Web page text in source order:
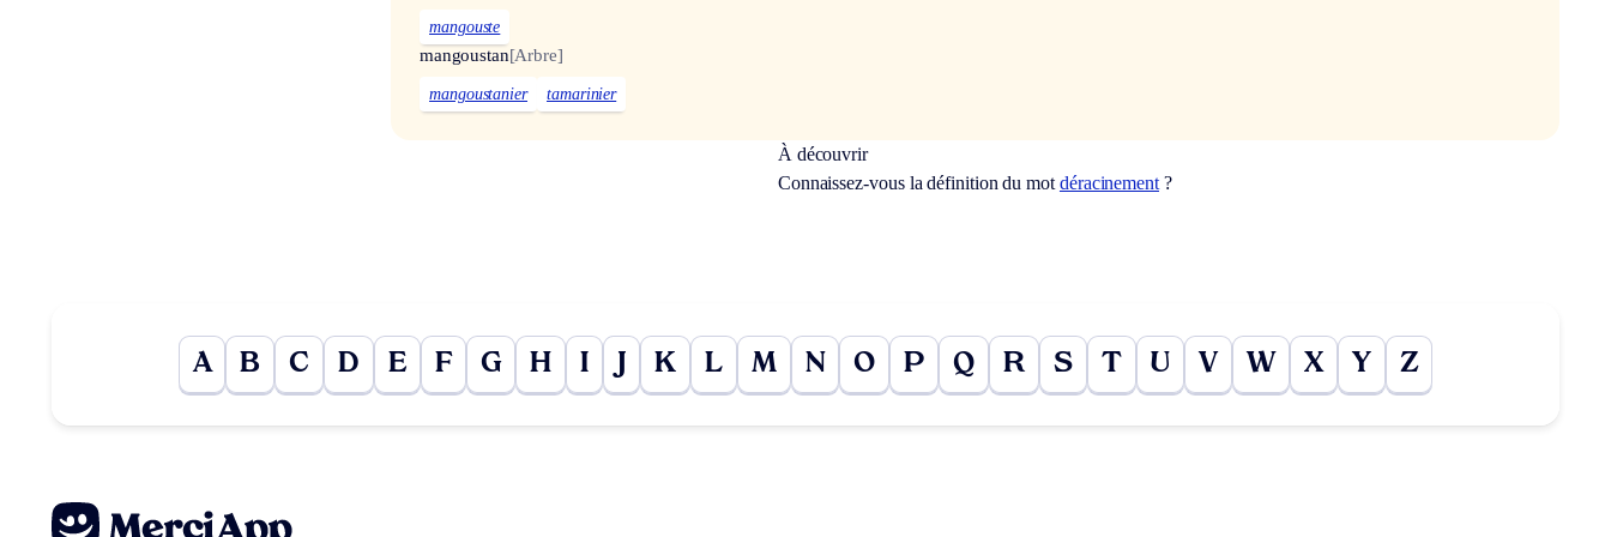
mangouste
mangoustan[Arbre]
mangoustanier tamarinier
À découvrir
Connaissez-vous la définition du mot déracinement?
A B C D E F G H I J K L M N O P Q R S T U V W X Y Z